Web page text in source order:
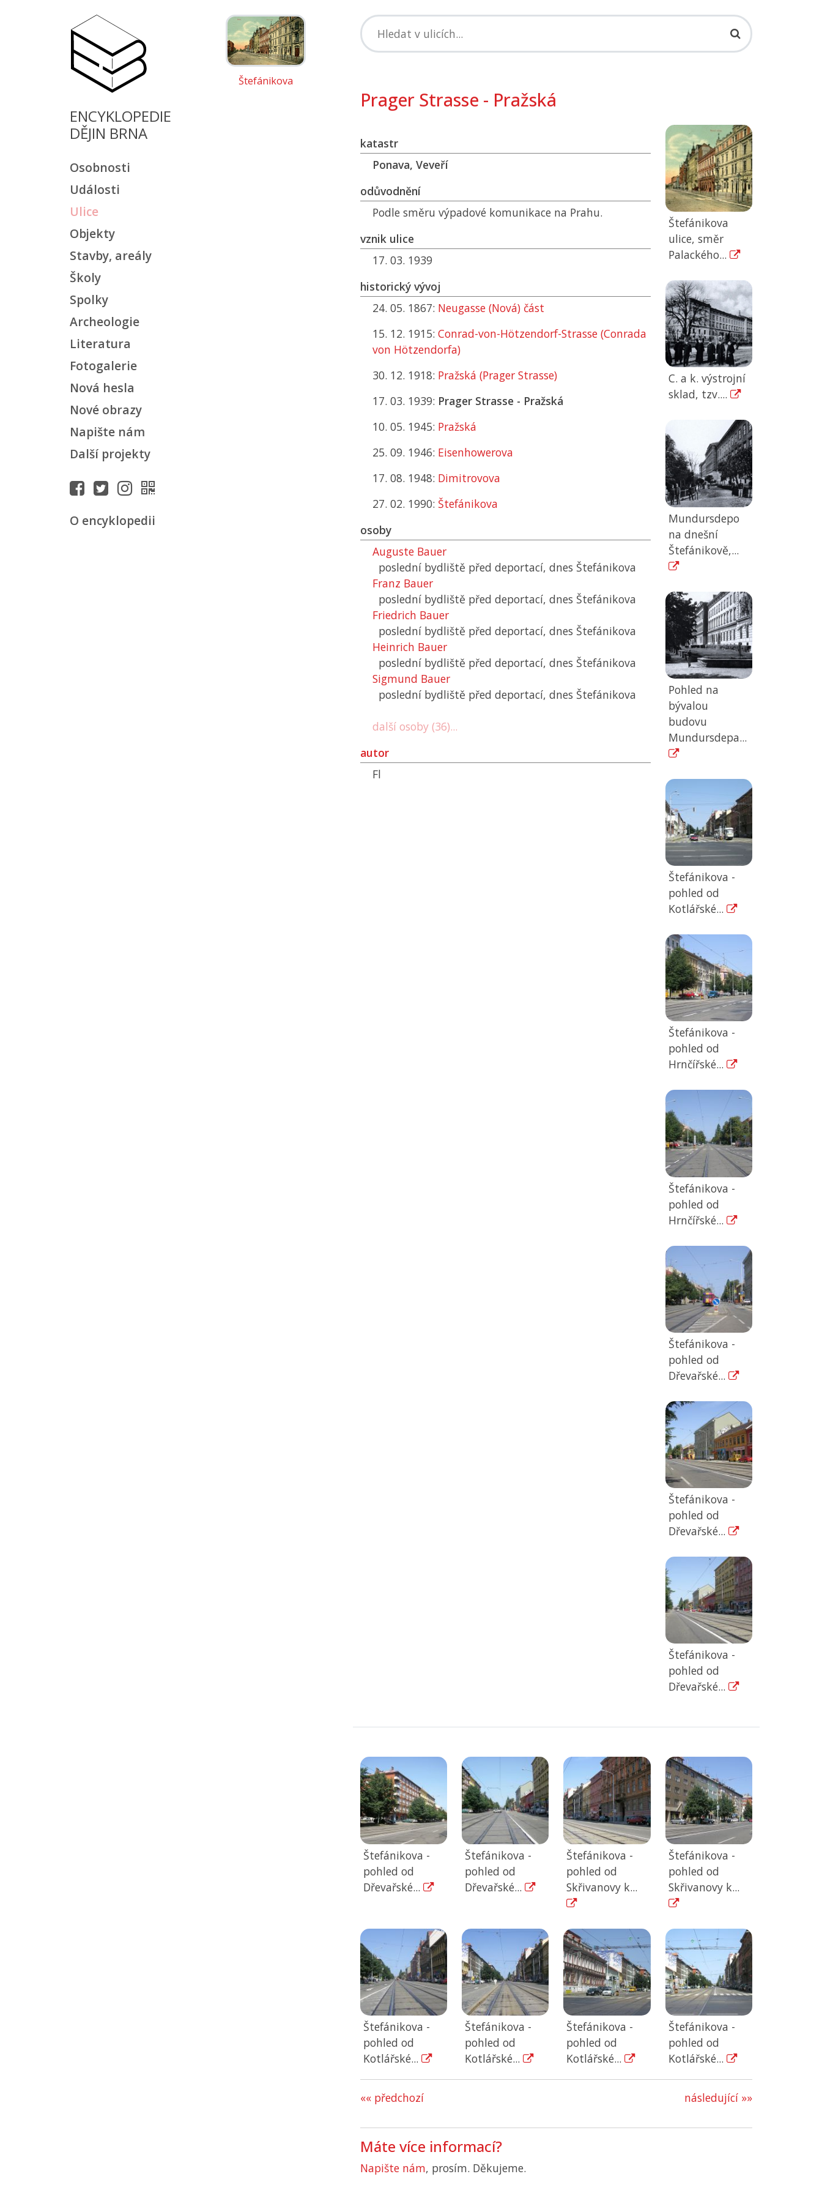
ENCYKLOPEDIE
DĚJIN BRNA
Osobnosti
Události
Ulice
Objekty
Stavby, areály
Školy
Spolky
Archeologie
Literatura
Fotogalerie
Nová hesla
Nové obrazy
Napište nám
Další projekty
O encyklopedii
Štefánikova
Prager Strasse - Pražská
katastr
Ponava, Veveří
odůvodnění
Podle směru výpadové komunikace na Prahu.
vznik ulice
17. 03. 1939
historický vývoj
24. 05. 1867: Neugasse (Nová) část
15. 12. 1915: Conrad-von-Hötzendorf-Strasse (Conrada
von Hötzendorfa)
30. 12. 1918: Pražská (Prager Strasse)
17. 03. 1939: Prager Strasse - Pražská
10. 05. 1945: Pražská
25. 09. 1946: Eisenhowerova
17. 08. 1948: Dimitrovova
27. 02. 1990: Štefánikova
osoby
Auguste Bauer
poslední bydliště před deportací, dnes Štefánikova
Franz Bauer
poslední bydliště před deportací, dnes Štefánikova
Friedrich Bauer
poslední bydliště před deportací, dnes Štefánikova
Heinrich Bauer
poslední bydliště před deportací, dnes Štefánikova
Sigmund Bauer
poslední bydliště před deportací, dnes Štefánikova
další osoby (36)...
autor
Fl
Štefánikova
ulice, směr
Palackého...
C. a k. výstrojní
sklad, tzv....
Mundursdepo
na dnešní
Štefánikově,...
Pohled na
bývalou
budovu
Mundursdepa...
Štefánikova -
pohled od
Kotlářské...
Štefánikova -
pohled od
Hrnčířské...
Štefánikova -
pohled od
Hrnčířské...
Štefánikova -
pohled od
Dřevařské...
Štefánikova -
pohled od
Dřevařské...
Štefánikova -
pohled od
Dřevařské...
Štefánikova -
pohled od
Dřevařské...
Štefánikova -
pohled od
Dřevařské...
Štefánikova -
pohled od
Skřivanovy k...
Štefánikova -
pohled od
Skřivanovy k...
Štefánikova -
pohled od
Kotlářské...
Štefánikova -
pohled od
Kotlářské...
Štefánikova -
pohled od
Kotlářské...
Štefánikova -
pohled od
Kotlářské...
«« předchozí následující »»
Máte více informací?
Napište nám, prosím. Děkujeme.